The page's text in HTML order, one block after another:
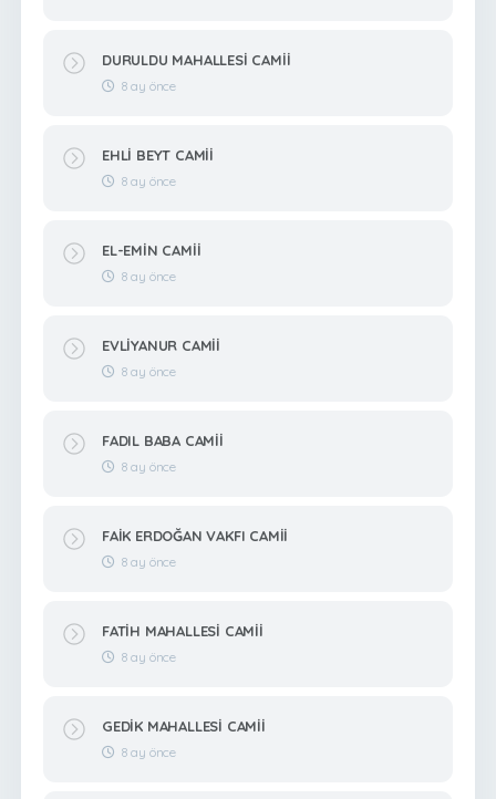
DURULDU MAHALLESİ CAMİİ
8 ay önce
EHLİ BEYT CAMİİ
8 ay önce
EL-EMİN CAMİİ
8 ay önce
EVLİYANUR CAMİİ
8 ay önce
FADIL BABA CAMİİ
8 ay önce
FAİK ERDOĞAN VAKFI CAMİİ
8 ay önce
FATİH MAHALLESİ CAMİİ
8 ay önce
GEDİK MAHALLESİ CAMİİ
8 ay önce